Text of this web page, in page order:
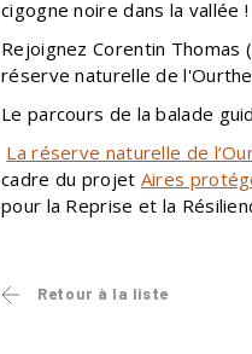
cigogne noire dans la vallée !
Rejoignez Corentin
réserve naturelle de
Le parcours de la balade
La réserve naturelle de
cadre du projet Aires
pour la Reprise et la
Retour à la liste